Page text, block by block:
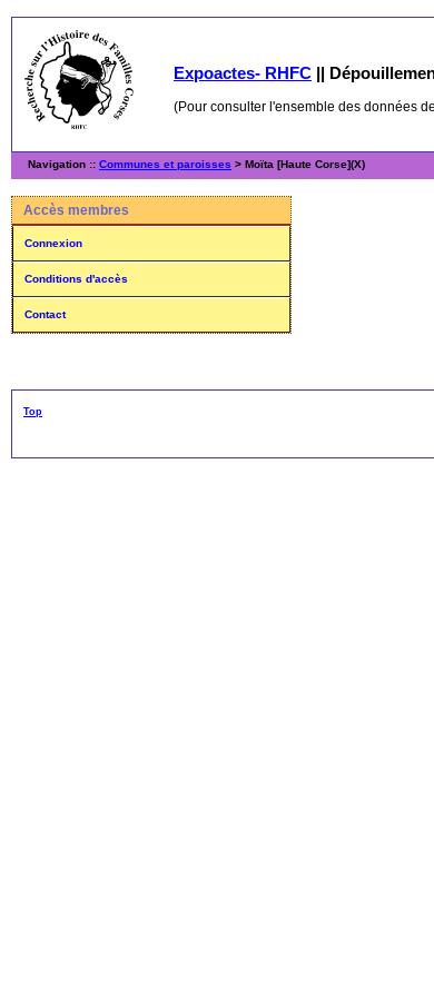
Expoactes- RHFC ||
(Pour consulter l'ensemble des données
Navigation :: Communes et paroisses > Moïta [Haute Corse](X)
Accès membres
Connexion
Conditions d'accès
Contact
Top